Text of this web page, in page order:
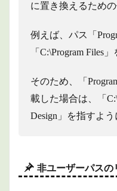
に置き換えるための
例えば、パス「
「C:\Program Files
そのため、「
載した場合は、「
Design」を指すよう
非ユーザーパスの